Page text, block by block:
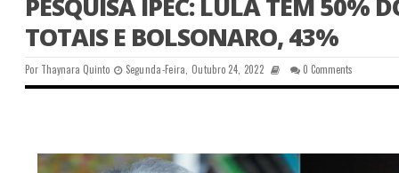
PESQUISA IPEC: LULA TEM 50%
TOTAIS E BOLSONARO, 43%
Por Thaynara Quinto Segunda-Feira, Outubro 24, 2022 0 Comments